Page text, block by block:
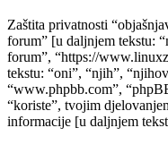
Zaštita privatnosti
forum” [u daljnjem tekstu:
forum”, “https://
tekstu: “oni”, “njih”,
“www.phpbb.com”,
“koriste”, tvojim
informacije [u daljnjem